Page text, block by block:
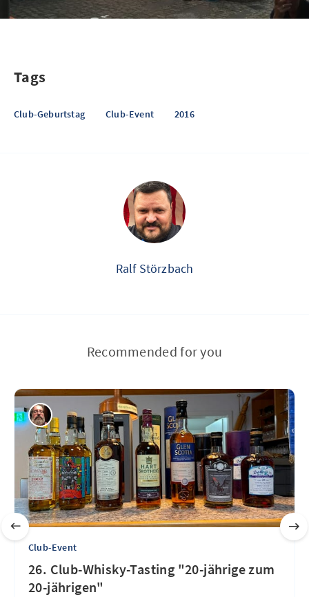
Tags
Club-Geburtstag Club-Event 2016
Ralf Störzbach
Recommended for you
Club-Event
26. Club-Whisky-Tasting "20-jährige zum
20-jährigen"